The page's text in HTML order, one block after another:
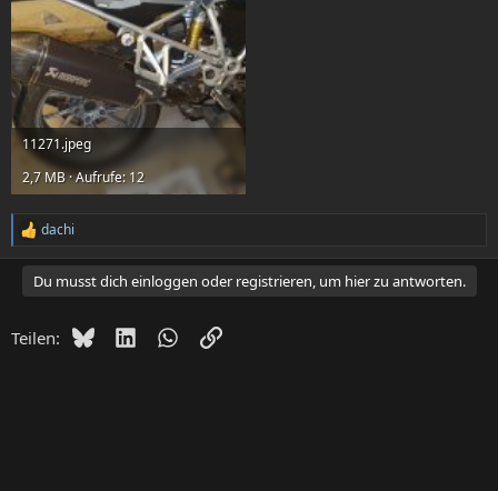
11271.jpeg
2,7 MB · Aufrufe: 12
R
e
a
o
dachi
Du musst dich einloggen oder registrieren, um hier zu antworten.
Teilen: BlueskyLinkedInWhatsApp
Link